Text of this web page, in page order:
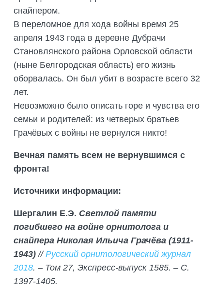
снайпером.
В переломное для хода войны время 25
апреля 1943 года в деревне Дубрачи
Становлянского района Орловской области
(ныне Белгородская область) его жизнь
оборвалась. Он был убит в возрасте всего 32
лет.
Невозможно было описать горе и чувства его
семьи и родителей: из четверых братьев
Грачёвых с войны не вернулся никто!
Вечная память всем не вернувшимся с
фронта!
Источники информации:
Шергалин Е.Э. Светлой памяти
погибшего на войне орнитолога и
снайпера Николая Ильича Грачёва (1911-
1943) //Русский орнитологический журнал
2018. – Том 27, Экспресс-выпуск 1585. – С.
1397-1405.